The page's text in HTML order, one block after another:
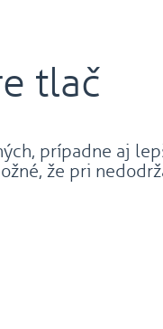
tlač
prípadne aj
že pri